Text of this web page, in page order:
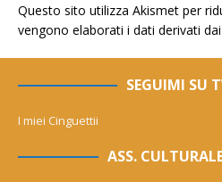
Questo sito utilizza Akismet per
vengono elaborati i dati derivati
SEGUIMI SU
I miei Cinguettii
ASS.